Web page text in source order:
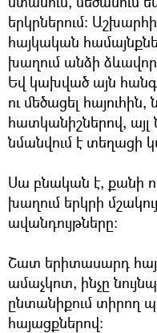
երկրներում:
հայկական
խաղում անձի
Եվ կախված այն
ու մեծացել
հատկանիշներով, այլ
նմանվում է տեղացի
Սա բնական է, քանի
խաղում երկրի
ավանդույթները:
Շատ երիտասարդ
ամաչկոտ, ինչը
ընտանիքում տիրող
հայացքներով: